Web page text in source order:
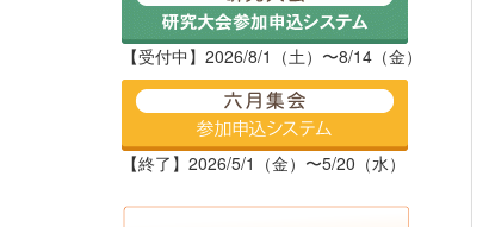
【受付中】2026/8/1（土）〜8/14（金）
【終了】2026/5/1（金）〜5/20（水）